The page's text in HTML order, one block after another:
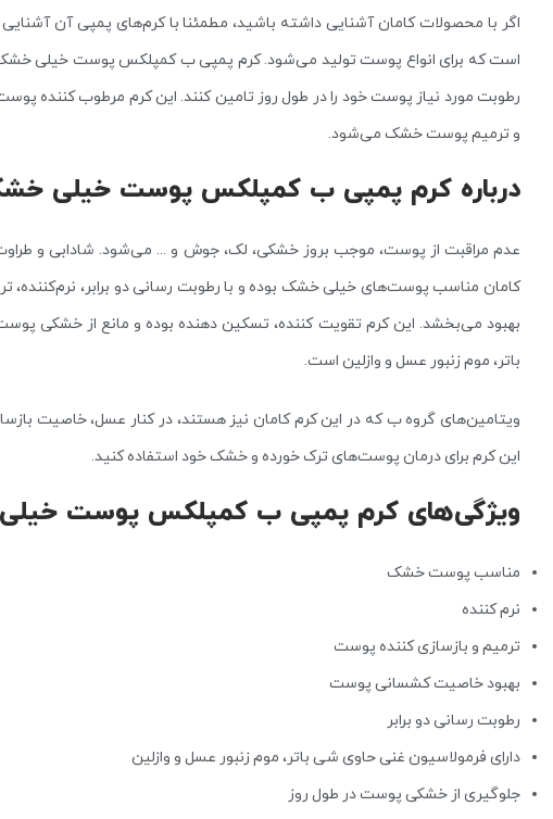
اگر با محصولات کامان آشنایی داشته باشید، مطمئنا با کرم‌های پمپی آن
است که برای انواع پوست تولید می‌شود. کرم پمپی ب کمپلکس پوست خیلی
رطوبت مورد نیاز پوست خود را در طول روز تامین کنند. این کرم مرطوب کننده
و ترمیم پوست خشک می‌شود.
درباره کرم پمپی ب کمپلکس پوست خیلی خشک 200 میل
عدم مراقبت از پوست، موجب بروز خشکی، لک، جوش و … می‌شود. شادابی و
کامان مناسب پوست‌های خیلی خشک بوده و با رطوبت رسانی دو برابر،
بهبود می‌بخشد. این کرم تقویت کننده، تسکین دهنده بوده و مانع از خشکی
باتر، موم زنبور عسل و وازلین است.
ویتامین‌های گروه ب که در این کرم کامان نیز هستند، در کنار عسل، خاصیت
این کرم برای درمان پوست‌های ترک خورده و خشک خود استفاده کنید.
ویژگی‌های کرم پمپی ب کمپلکس پوست خیلی خشک 200
مناسب پوست خشک
نرم کننده
ترمیم و بازسازی کننده پوست
بهبود خاصیت کشسانی پوست
رطوبت رسانی دو برابر
دارای فرمولاسیون غنی حاوی شی باتر، موم زنبور عسل و وازلین
جلوگیری از خشکی پوست در طول روز